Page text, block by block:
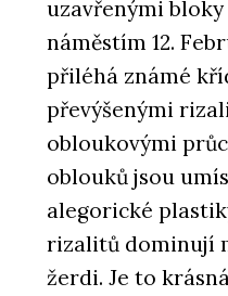
uzavřenými
náměstím 12.
přiléhá známé
převýšenými
obloukovými
oblouků jsou
alegorické
rizalitů dominují
žerdi. Je to